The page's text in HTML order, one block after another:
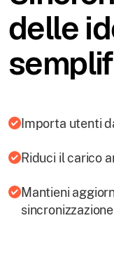
delle
Importa utenti
Riduci il carico
Mantieni